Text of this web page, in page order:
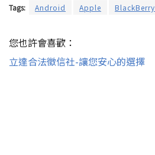
Tags: Android Apple BlackBerry
您也許會喜歡：
立達合法徵信社-讓您安心的選擇